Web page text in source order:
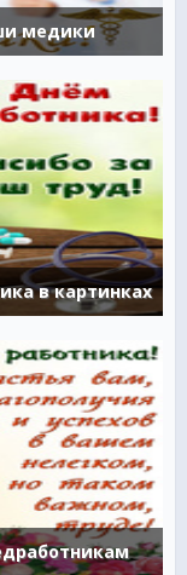
медики
в картинках